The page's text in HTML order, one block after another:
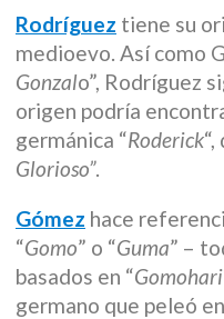
Rodríguez tiene su
medioevo. Así como
Gonzalo”, Rodríguez
origen podría
germánica “Roderick
Glorioso”.
Gómez hace
“Gomo” o “Guma” –
basados en “Gomohari
germano que peleó